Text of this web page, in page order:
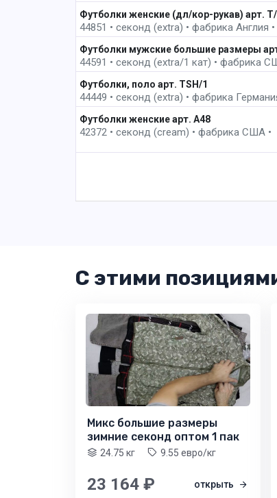
Футболки женские (дл/кор-рукав) арт.
44851 • секонд (extra) • фабрика Англия
Футболки мужские большие размеры
44591 • секонд (extra/1 кат) • фабрика
Футболки, поло арт. TSH/1
44449 • секонд (extra) • фабрика
Футболки женские арт. A48
42372 • секонд (cream) • фабрика США •
С этими
Микс большие размеры
зимние секонд оптом 1 пак
24.75 кг 9.55 евро/кг
23 164 ₽ открыть